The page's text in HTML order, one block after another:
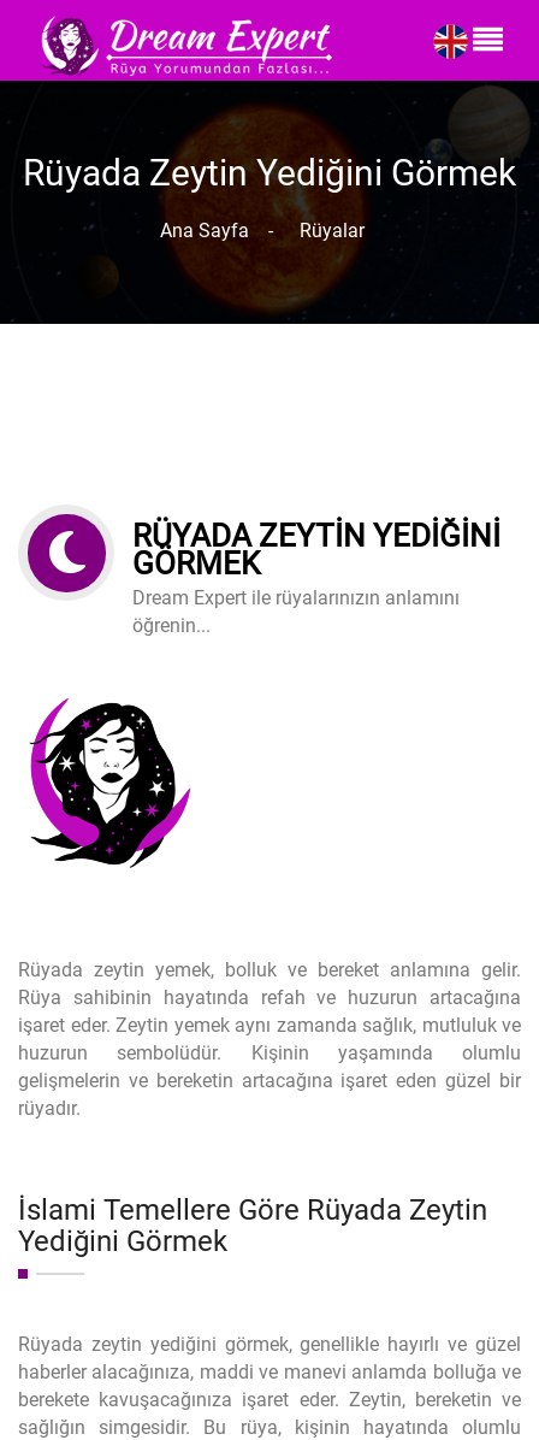
Rüyada Zeytin Yediğini Görmek
Ana Sayfa - Rüyalar
RÜYADA ZEYTIN YEDIĞINI
GÖRMEK
Dream Expert ile rüyalarınızın anlamını
öğrenin...
Rüyada zeytin yemek, bolluk ve bereket anlamına gelir.
Rüya sahibinin hayatında refah ve huzurun artacağına
işaret eder. Zeytin yemek aynı zamanda sağlık, mutluluk ve
huzurun sembolüdür. Kişinin yaşamında olumlu
gelişmelerin ve bereketin artacağına işaret eden güzel bir
rüyadır.
İslami Temellere Göre Rüyada Zeytin
Yediğini Görmek
Rüyada zeytin yediğini görmek, genellikle hayırlı ve güzel
haberler alacağınıza, maddi ve manevi anlamda bolluğa ve
berekete kavuşacağınıza işaret eder. Zeytin, bereketin ve
sağlığın simgesidir. Bu rüya, kişinin hayatında olumlu